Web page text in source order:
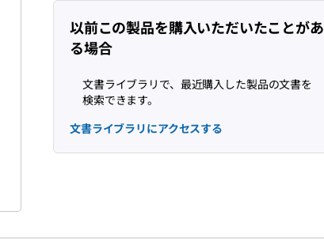
以前この製品を購入いただいたことがあ
る場合
文書ライブラリで、最近購入した製品の文書を
検索できます。
文書ライブラリにアクセスする